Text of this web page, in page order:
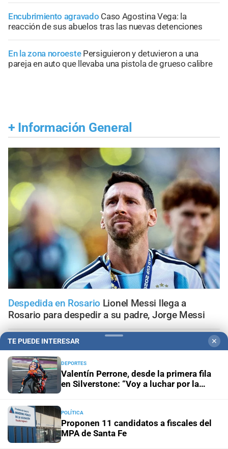
Encubrimiento agravado Caso Agostina Vega: la
reacción de sus abuelos tras las nuevas detenciones
En la zona noroeste Persiguieron y detuvieron a una
pareja en auto que llevaba una pistola de grueso calibre
+ Información General
Despedida en Rosario Lionel Messi llega a
Rosario para despedir a su padre, Jorge Messi
Este viernes Frente al costo de vivir en Rosario, la UNR
pone en marcha una planta pública de alimentos
Panorama astrológicoHoróscopo de hoy 8 de agosto de
2026
Horóscopo del díaHoróscopo de hoy para Piscis: 08 de
agosto de 2026
TE PUEDE INTERESAR ✕
DEPORTES
Valentín Perrone, desde la primera fila
en Silverstone: “Voy a luchar por la
POLÍTICA
Proponen 11 candidatos a fiscales del
MPA de Santa Fe